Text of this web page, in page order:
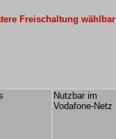
Freischaltung wählbar
Nutzbar im
Vodafone-Netz